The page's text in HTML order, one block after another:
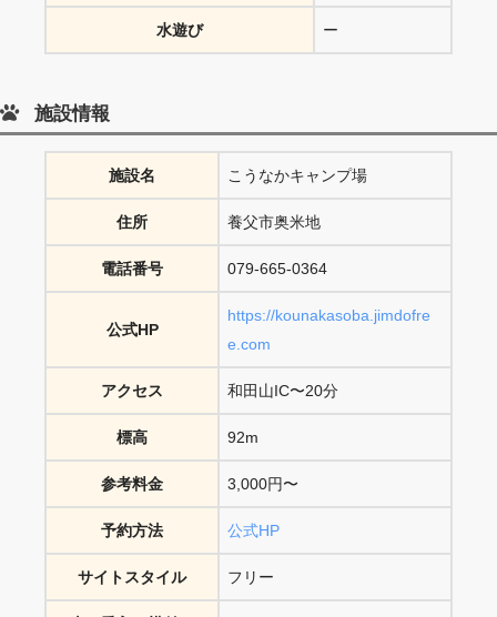
水遊び ー
施設情報
施設名 こうなかキャンプ場
住所 養父市奥米地
電話番号 079-665-0364
公式HP
https://kounakasoba.jimdofre
e.com
アクセス 和田山IC〜20分
標高 92m
参考料金 3,000円〜
予約方法 公式HP
サイトスタイル フリー